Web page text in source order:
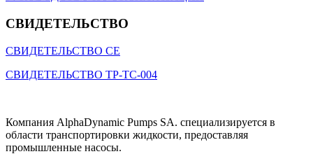
СВИДЕТЕЛЬСТВO
СВИДЕТЕЛЬСТВО CE
СВИДЕТЕЛЬСТВО ТР-ТС-004
Компания AlphaDynamic Pumps SA. специализируется в
области транспортировки жидкости, предоставляя
промышленные насосы.